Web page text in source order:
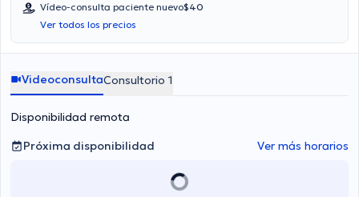
Vídeo-consulta paciente nuevo$40
Ver todos los precios
VideoconsultaConsultorio 1
Disponibilidad remota
Próxima disponibilidad
Ver más horarios